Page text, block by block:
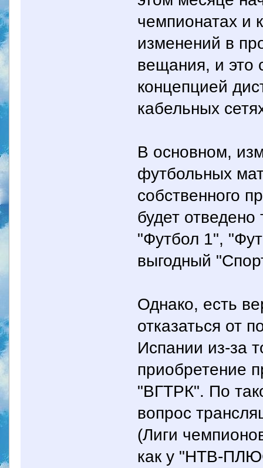
чемпионатах и
изменений в
вещания, и это
концепцией
кабельных
В основном,
футбольных
собственного
будет
"Футбол 1",
выгодный
Однако, есть
отказаться от
Испании из-за
приобретение
"ВГТРК". По
вопрос
(Лиги
как у "НТВ-